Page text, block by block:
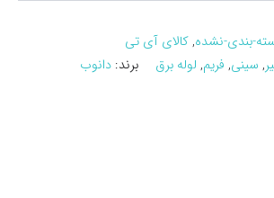
بندی-نشده,کالای آی تی
, سینی, فریم, لوله برق برند:دانوب